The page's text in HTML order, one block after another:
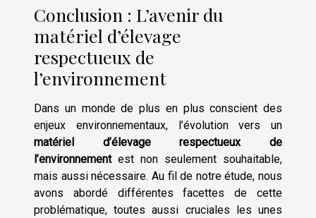
Conclusion : L’avenir du
matériel d’élevage
respectueux de
l’environnement
Dans un monde de plus en plus conscient des
enjeux environnementaux, l’évolution vers un
matériel d’élevage respectueux de
l’environnementest non seulement souhaitable,
mais aussi nécessaire. Au fil de notre étude, nous
avons abordé différentes facettes de cette
problématique, toutes aussi cruciales les unes